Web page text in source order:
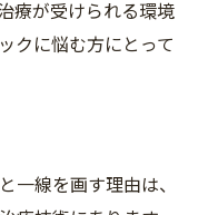
療が受けられる環境
クに悩む方にとって
一線を画す理由は、